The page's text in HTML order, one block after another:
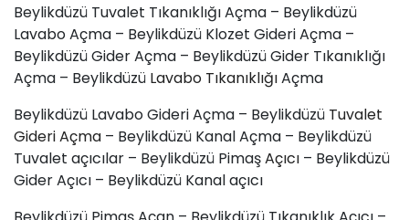
Beylikdüzü Tuvalet Tıkanıklığı Açma – Beylikdüzü
Lavabo Açma – Beylikdüzü Klozet Gideri Açma –
Beylikdüzü Gider Açma – Beylikdüzü Gider Tıkanıklığı
Açma – Beylikdüzü Lavabo TıkanıklığıAçma
Beylikdüzü Lavabo Gideri Açma – Beylikdüzü Tuvalet
Gideri Açma – Beylikdüzü Kanal Açma – Beylikdüzü
Tuvalet açıcılar – Beylikdüzü PimaşAçıcı – Beylikdüzü
Gider Açıcı – Beylikdüzü Kanal açıcı